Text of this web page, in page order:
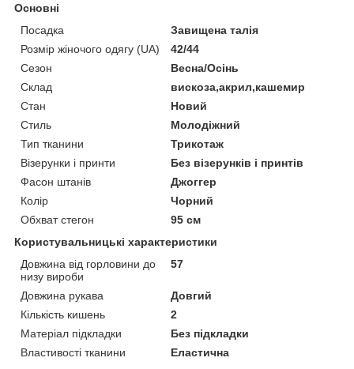
Основні
Посадка
Завищена талія
Розмір жіночого одягу (UA)
42/44
Сезон
Весна/Осінь
Склад
вискоза,акрил,кашемир
Стан
Новий
Стиль
Молодіжний
Тип тканини
Трикотаж
Візерунки і принти
Без візерунків і принтів
Фасон штанів
Джоггер
Колір
Чорний
Обхват стегон
95 см
Користувальницькі характеристики
Довжина від горловини до
низу вироби
57
Довжина рукава
Довгий
Кількість кишень
2
Матеріал підкладки
Без підкладки
Властивості тканини
Еластична